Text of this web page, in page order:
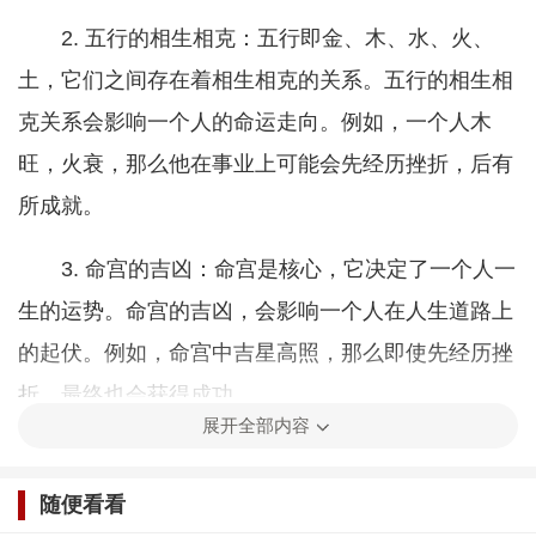
2. 五行的相生相克：五行即金、木、水、火、
土，它们之间存在着相生相克的关系。五行的相生相
克关系会影响一个人的命运走向。例如，一个人木
旺，火衰，那么他在事业上可能会先经历挫折，后有
所成就。
3. 命宫的吉凶：命宫是核心，它决定了一个人一
生的运势。命宫的吉凶，会影响一个人在人生道路上
的起伏。例如，命宫中吉星高照，那么即使先经历挫
折，最终也会获得成功。
与“先结果后开花”相对应的是“石头开花”，这一
展开全部内容
随便看看